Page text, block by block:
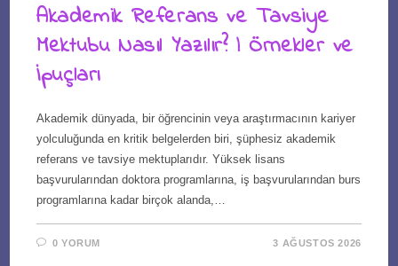
Akademik Referans ve Tavsiye
Mektubu Nasıl Yazılır? | Örnekler ve
İpuçları
Akademik dünyada, bir öğrencinin veya araştırmacının kariyer
yolculuğunda en kritik belgelerden biri, şüphesiz akademik
referans ve tavsiye mektuplarıdır. Yüksek lisans
başvurularından doktora programlarına, iş başvurularından burs
programlarına kadar birçok alanda,…
0 YORUM 3 AĞUSTOS 2026